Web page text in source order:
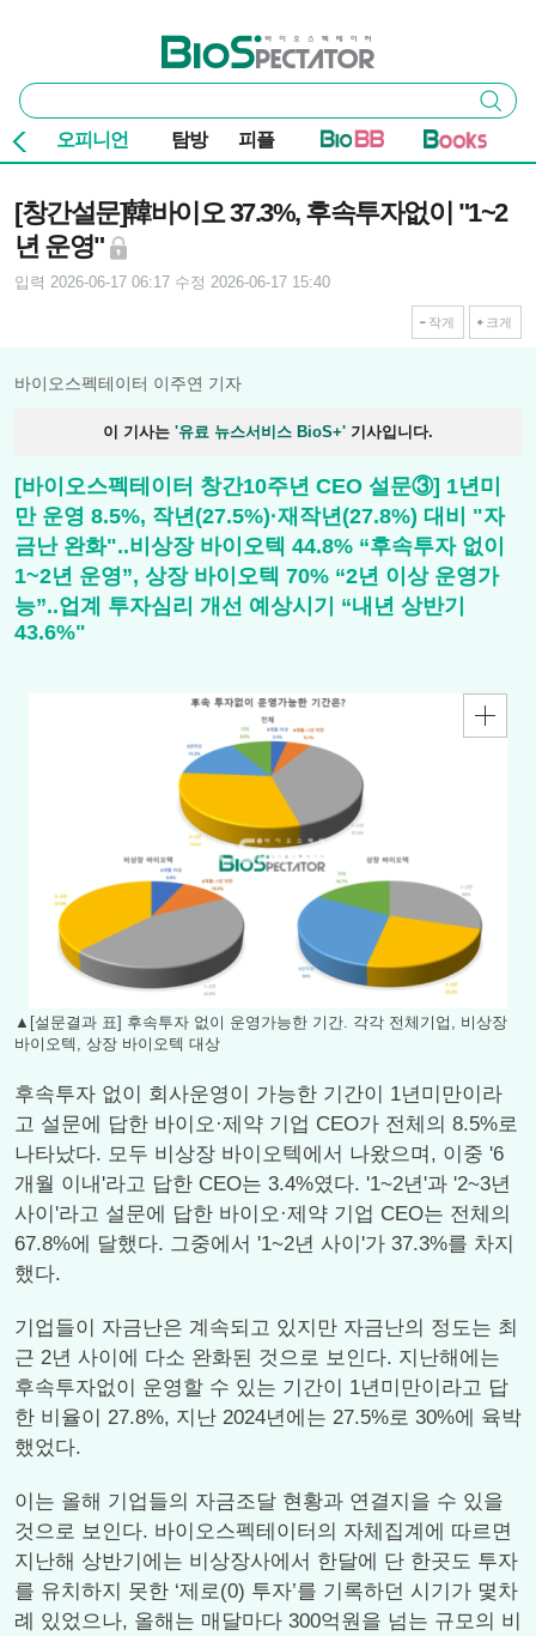
바이오스펙테이터
통
합
검
색
검색
오피니언 탐방 피플
[창간설문]韓바이오 37.3%, 후속투자없이 "1~2
년 운영"
입력 2026-06-17 06:17 수정 2026-06-17 15:40
작게 크게
바이오스펙테이터 이주연 기자
이 기사는 '유료 뉴스서비스 BioS+' 기사입니다.
[바이오스펙테이터 창간10주년 CEO 설문③] 1년미
만 운영 8.5%, 작년(27.5%)·재작년(27.8%) 대비 "자
금난 완화"..비상장 바이오텍 44.8% “후속투자 없이
1~2년 운영”, 상장 바이오텍 70% “2년 이상 운영가
능”..업계 투자심리 개선 예상시기 “내년 상반기
43.6%"
▲[설문결과 표] 후속투자 없이 운영가능한 기간. 각각 전체기업, 비상장
바이오텍, 상장 바이오텍 대상
후속투자 없이 회사운영이 가능한 기간이 1년미만이라
고 설문에 답한 바이오·제약 기업 CEO가 전체의 8.5%로
나타났다. 모두 비상장 바이오텍에서 나왔으며, 이중 '6
개월 이내'라고 답한 CEO는 3.4%였다. '1~2년'과 '2~3년
사이'라고 설문에 답한 바이오·제약 기업 CEO는 전체의
67.8%에 달했다. 그중에서 '1~2년 사이'가 37.3%를 차지
했다.
기업들이 자금난은 계속되고 있지만 자금난의 정도는 최
근 2년 사이에 다소 완화된 것으로 보인다. 지난해에는
후속투자없이 운영할 수 있는 기간이 1년미만이라고 답
한 비율이 27.8%, 지난 2024년에는 27.5%로 30%에 육박
했었다.
이는 올해 기업들의 자금조달 현황과 연결지을 수 있을
것으로 보인다. 바이오스펙테이터의 자체집계에 따르면
지난해 상반기에는 비상장사에서 한달에 단 한곳도 투자
를 유치하지 못한 ‘제로(0) 투자’를 기록하던 시기가 몇차
례 있었으나, 올해는 매달마다 300억원을 넘는 규모의 비